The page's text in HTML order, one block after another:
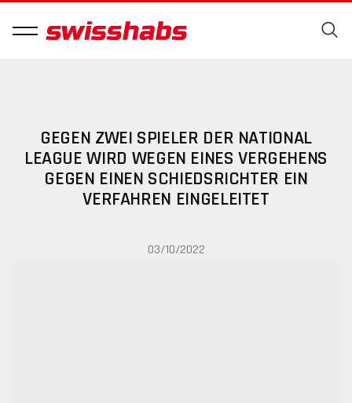
GEGEN ZWEI SPIELER DER NATIONAL
LEAGUE WIRD WEGEN EINES VERGEHENS
GEGEN EINEN SCHIEDSRICHTER EIN
VERFAHREN EINGELEITET
03/10/2022